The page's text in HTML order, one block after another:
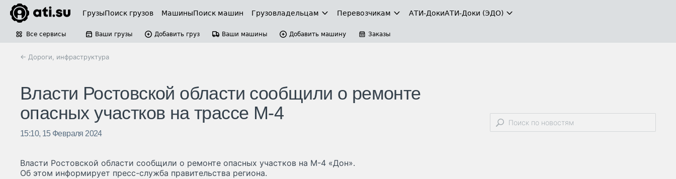
ГрузыПоиск грузов МашиныПоиск машин Грузовладельцам Перевозчикам АТИ-ДокиАТИ-Доки (ЭДО)
Все сервисы Ваши грузы Добавить груз Ваши машины Добавить машину Заказы
← Дороги, инфраструктура
Власти Ростовской области сообщили о ремонте
опасных участков на трассе М-4
15:10, 15 Февраля 2024
Власти Ростовской области сообщили о ремонте опасных участков на М-4 «Дон».
Об этом информирует пресс-служба правительства региона.